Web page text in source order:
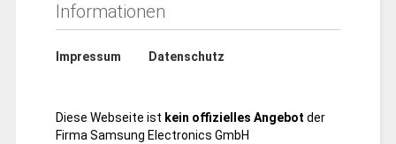
Informationen
Impressum Datenschutz
Diese Webseite ist kein offizielles Angebot der
Firma Samsung Electronics GmbH